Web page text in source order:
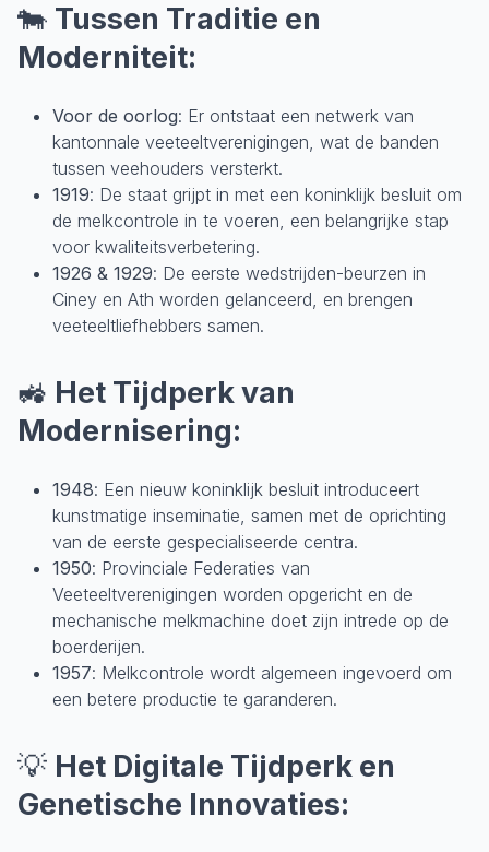
🐄 Tussen Traditie en
Moderniteit:
Voor de oorlog: Er ontstaat een netwerk van
kantonnale veeteeltverenigingen, wat de banden
tussen veehouders versterkt.
1919: De staat grijpt in met een koninklijk besluit om
de melkcontrole in te voeren, een belangrijke stap
voor kwaliteitsverbetering.
1926 & 1929: De eerste wedstrijden-beurzen in
Ciney en Ath worden gelanceerd, en brengen
veeteeltliefhebbers samen.
🚜 Het Tijdperk van
Modernisering:
1948: Een nieuw koninklijk besluit introduceert
kunstmatige inseminatie, samen met de oprichting
van de eerste gespecialiseerde centra.
1950: Provinciale Federaties van
Veeteeltverenigingen worden opgericht en de
mechanische melkmachine doet zijn intrede op de
boerderijen.
1957: Melkcontrole wordt algemeen ingevoerd om
een betere productie te garanderen.
💡 Het Digitale Tijdperk en
Genetische Innovaties: